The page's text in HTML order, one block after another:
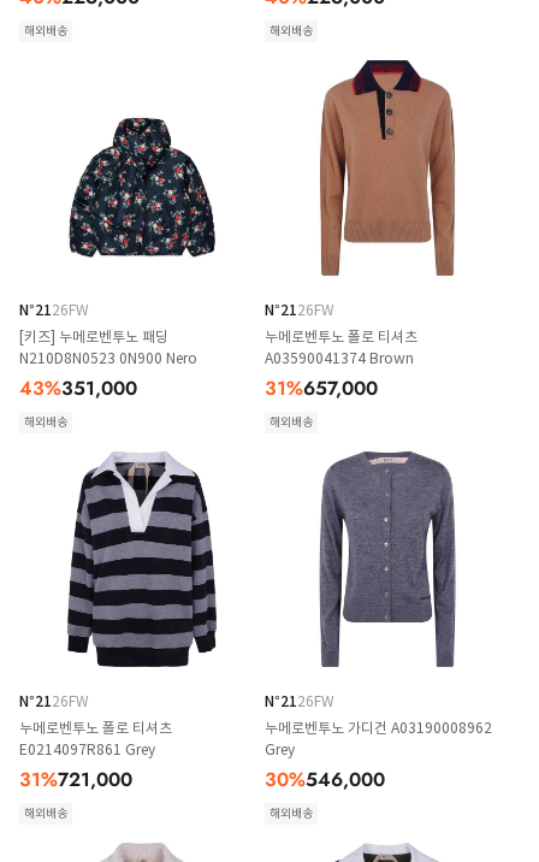
해외배송 해외배송
N°2126FW
[키즈] 누메로벤투노 패딩
N210D8N0523 0N900 Nero
43%351,000
해외배송
N°2126FW
누메로벤투노 폴로 티셔츠
A03590041374 Brown
31%657,000
해외배송
N°2126FW
누메로벤투노 폴로 티셔츠
E0214097R861 Grey
31%721,000
해외배송
N°2126FW
누메로벤투노 가디건 A03190008962
Grey
30%546,000
해외배송